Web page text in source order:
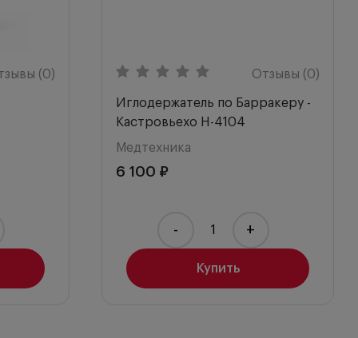
(0) Отзывы (0)
Иглодержатель по Барракеру -
Кастровьехо H-4104
Медтехника
6 100 ₽
Купить
- +